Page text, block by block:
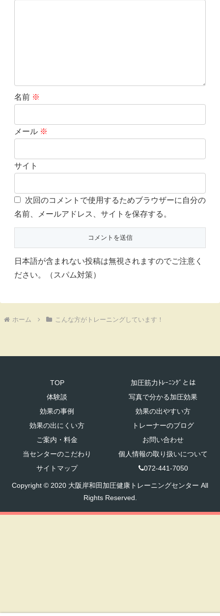
名前 ※
メール ※
サイト
次回のコメントで使用するためブラウザーに自分の
名前、メールアドレス、サイトを保存する。
日本語が含まれない投稿は無視されますのでご注意く
ださい。（スパム対策）
ホーム こんな方がトレーニングしています！
TOP
加圧筋力ﾄﾚｰﾆﾝｸﾞとは
体験談
写真で分かる加圧効果
効果の事例
効果の出やすい方
効果の出にくい方
トレーナーのブログ
ご案内・料金
お問い合わせ
当センターのこだわり
個人情報の取り扱いについて
サイトマップ
072-441-7050
Copyright © 2020 大阪岸和田加圧健康トレーニングセンター All
Rights Reserved.